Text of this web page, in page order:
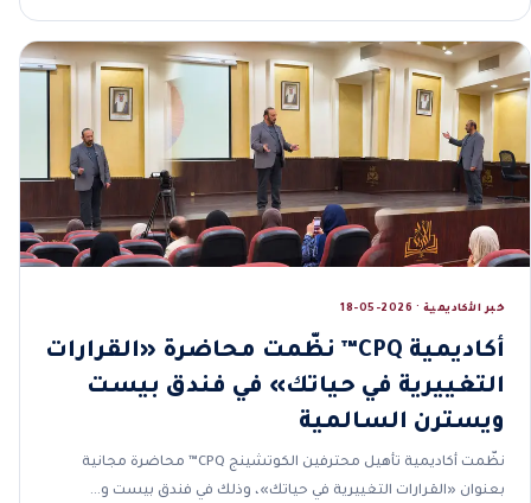
خبر الأكاديمية · 2026-05-18
أكاديمية CPQ™ نظّمت محاضرة «القرارات
التغييرية في حياتك» في فندق بيست
ويسترن السالمية
نظّمت أكاديمية تأهيل محترفين الكوتشينج CPQ™ محاضرة مجانية
بعنوان «القرارات التغييرية في حياتك»، وذلك في فندق بيست و…